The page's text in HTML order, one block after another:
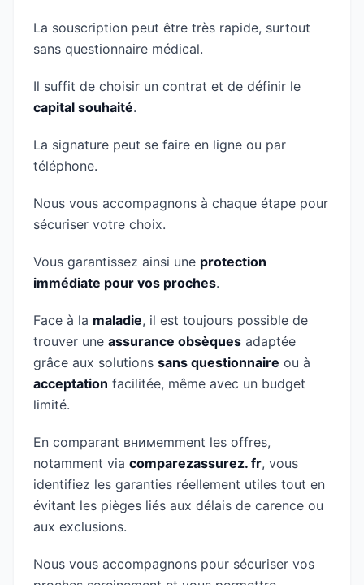
La souscription peut être très rapide, surtout
sans questionnaire médical.
Il suffit de choisir un contrat et de définir le
capital souhaité.
La signature peut se faire en ligne ou par
téléphone.
Nous vous accompagnons à chaque étape pour
sécuriser votre choix.
Vous garantissez ainsi une protection
immédiate pour vos proches.
Face à la maladie, il est toujours possible de
trouver une assurance obsèques adaptée
grâce aux solutions sans questionnaire ou à
acceptation facilitée, même avec un budget
limité.
En comparant внимemment les offres,
notamment via comparezassurez. fr, vous
identifiez les garanties réellement utiles tout en
évitant les pièges liés aux délais de carence ou
aux exclusions.
Nous vous accompagnons pour sécuriser vos